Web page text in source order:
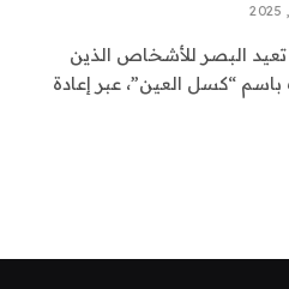
البصر للأشخاص الذين
“كسل العين”، عبر إعادة